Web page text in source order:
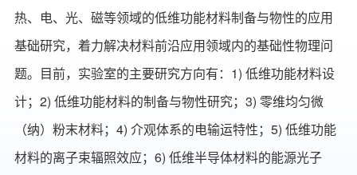
热、电、光、磁等领域的低维功能材料制备与物性的应用
基础研究，着力解决材料前沿应用领域内的基础性物理问
题。目前，实验室的主要研究方向有：1) 低维功能材料设
计；2) 低维功能材料的制备与物性研究；3) 零维均匀微
（纳）粉末材料；4) 介观体系的电输运特性；5) 低维功能
材料的离子束辐照效应；6) 低维半导体材料的能源光子